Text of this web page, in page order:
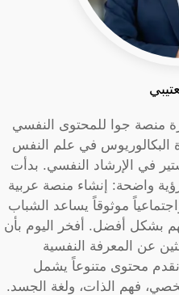
منصة جوا للمحتوى النفسي
البكالوريوس في علم النفس
في الإرشاد النفسي. بدأت
مع جوا في عام 2020 برؤية واضحة: إنشاء منصة عربية
موثوقاً يساعد الشباب
بشكل أفضل. أفخر اليوم بأن
عن المعرفة النفسية
نقدم محتوى متنوعاً يشمل
فهم الذات، ولغة الجسد.